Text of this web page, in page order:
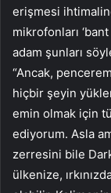
erişmesi
mikrofonları
adam şunları
“Ancak,
hiçbir şeyin
emin olmak için
ediyorum. Asla
zerresini bile Dark
ülkenize,